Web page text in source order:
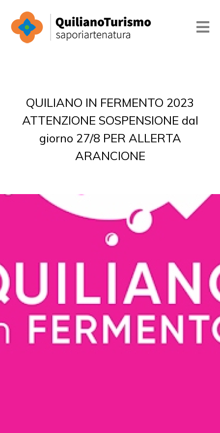
QUILIANO IN FERMENTO 2023
ATTENZIONE SOSPENSIONE dal
giorno 27/8 PER ALLERTA
ARANCIONE